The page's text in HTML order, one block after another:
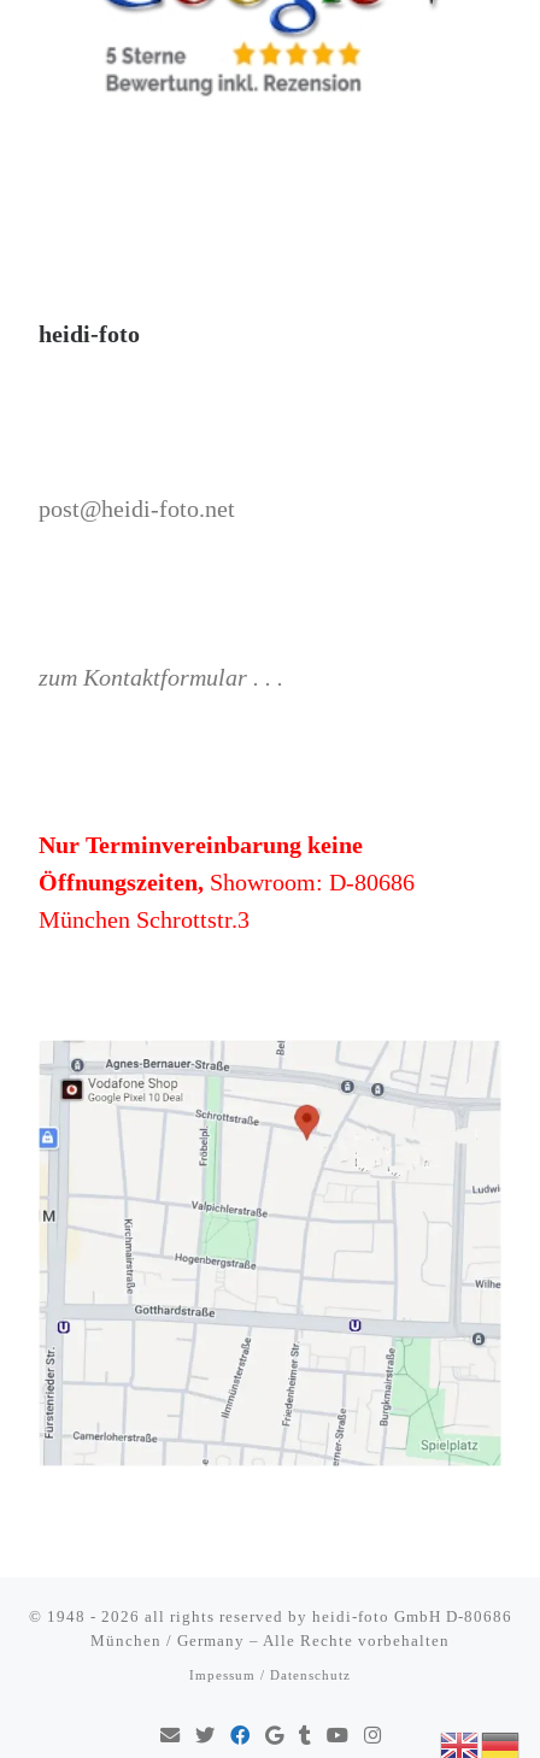
heidi-foto
post@heidi-foto.net
zum Kontaktformular . . .
Nur Terminvereinbarung keine
Öffnungszeiten,Showroom: D-80686
München Schrottstr.3
© 1948 - 2026 all rights reserved by heidi-foto GmbH D-80686
München / Germany – Alle Rechte vorbehalten
Impessum / Datenschutz